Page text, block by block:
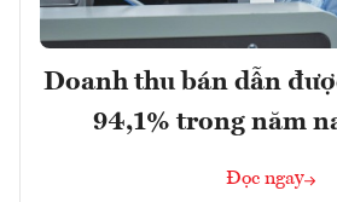
Doanh thu bán dẫn
94,1% trong năm
Đọc ngay